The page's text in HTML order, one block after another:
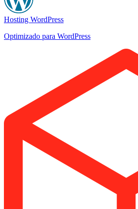
Hosting WordPress
Optimizado para WordPress